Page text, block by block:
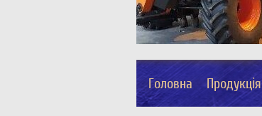
Головна Продукція